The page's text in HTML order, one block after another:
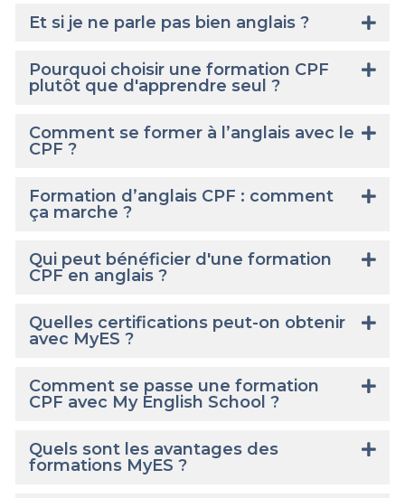
Et si je ne parle pas bien anglais ?
Pourquoi choisir une formation CPF
plutôt que d'apprendre seul ?
Comment se former à l’anglais avec le
CPF ?
Formation d’anglais CPF : comment
ça marche ?
Qui peut bénéficier d'une formation
CPF en anglais ?
Quelles certifications peut-on obtenir
avec MyES ?
Comment se passe une formation
CPF avec My English School ?
Quels sont les avantages des
formations MyES ?